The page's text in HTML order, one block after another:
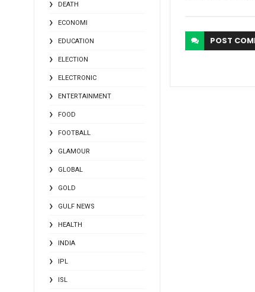
DEATH
ECONOMI
EDUCATION
ELECTION
ELECTRONIC
ENTERTAINMENT
FOOD
FOOTBALL
GLAMOUR
GLOBAL
GOLD
GULF NEWS
HEALTH
INDIA
IPL
ISL
POST